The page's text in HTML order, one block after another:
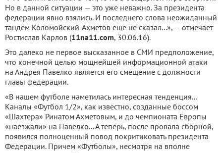
Но в данной ситуации — это уже неважно. За президента
федерации явно взялись. И последнего слова неожиданный
тандем Коломойский-Ахметов ещё не сказал...», — отмечает
Ростислав Карлов (11na11.com, 30.06.16).
Это далеко не первое высказанное в СМИ предположение,
что конечной целью мощнейшей информационной атаки
на Андрея Павелко является его смещение с должности
главы федерации.
«В нашем футболе наметилась интересная тенденция...
Каналы «Футбол 1/2», как известно, созданные боссом
«Шахтера» Ринатом Ахметовым, и до чемпионата Европы
«наезжали» на Павелко... А теперь, после провала сборной,
появился полноценный повод покритиковать президента
Федерации. Причем «Футболы», несмотря на вполне